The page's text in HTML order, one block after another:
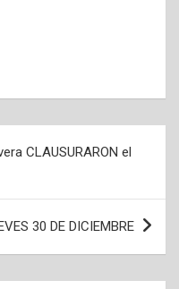
CLAUSURARON el
30 DE DICIEMBRE